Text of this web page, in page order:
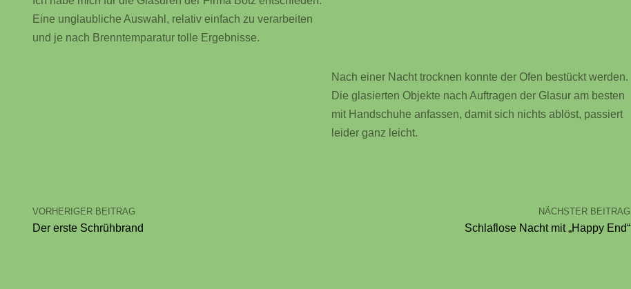
Eine unglaubliche Auswahl, relativ einfach zu verarbeiten
und je nach Brenntemparatur tolle Ergebnisse.
Nach einer Nacht trocknen konnte der Ofen bestückt werden.
Die glasierten Objekte nach Auftragen der Glasur am besten
mit Handschuhe anfassen, damit sich nichts ablöst, passiert
leider ganz leicht.
VORHERIGER BEITRAG
Der erste Schrühbrand
NÄCHSTER BEITRAG
Schlaflose Nacht mit „Happy End“